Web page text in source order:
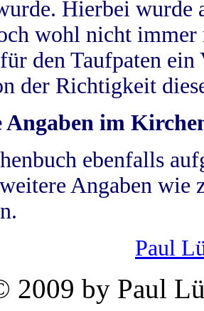
Hierbei wurde
wohl nicht
den Taufpaten
der Richtigkeit
Angaben im
ebenfalls
Angaben wie
Paul
2009 by Paul